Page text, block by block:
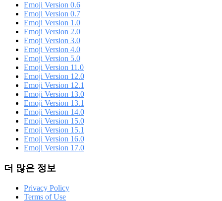
Emoji Version 0.6
Emoji Version 0.7
Emoji Version 1.0
Emoji Version 2.0
Emoji Version 3.0
Emoji Version 4.0
Emoji Version 5.0
Emoji Version 11.0
Emoji Version 12.0
Emoji Version 12.1
Emoji Version 13.0
Emoji Version 13.1
Emoji Version 14.0
Emoji Version 15.0
Emoji Version 15.1
Emoji Version 16.0
Emoji Version 17.0
더 많은 정보
Privacy Policy
Terms of Use